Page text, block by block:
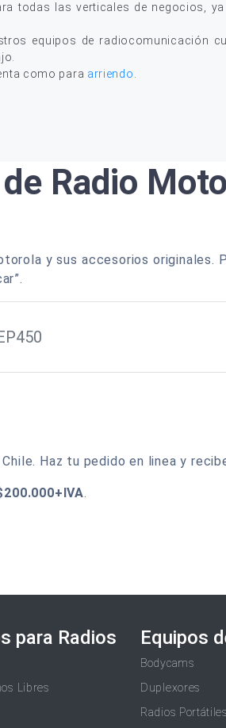
todas las verticales de negocios,
equipos de radiocomunicación
como para arriendo
Radio
y sus accesorios originales.
Haz tu pedido en linea y
.
para Radios
Libres
Equipos
Bodycams
Duplexores
Radios Portátiles